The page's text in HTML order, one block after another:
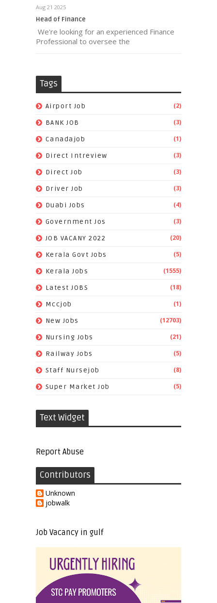
Aug 21 2025
Head of Finance
We're looking for an experienced Finance
Professional to oversee the
Tags
Airport Job (2)
BANK JOB (3)
Canadajob (1)
Direct Intreview (3)
Direct Job (3)
Driver Job (3)
Duabi Jobs (4)
Government Jos (3)
JOB VACANY 2022 (20)
Kerala Govt Jobs (5)
Kerala Jobs (1555)
Latest JOBS (18)
Mccjob (1)
New Jobs (12703)
Nursing Jobs (21)
Railway Jobs (5)
Staff Nursejob (8)
Super Market Job (5)
Text Widget
Report Abuse
Contributors
Unknown
jobwalk
Job Vacancy in gulf